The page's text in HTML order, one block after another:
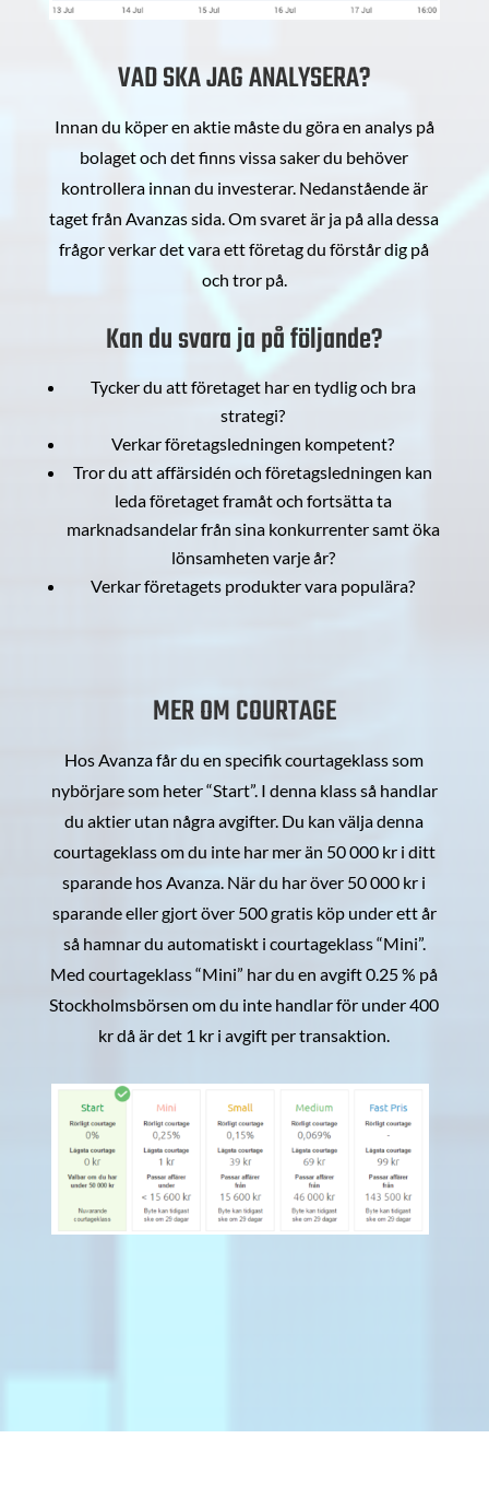
VAD SKA JAG ANALYSERA?
Innan du köper en aktie måste du göra en analys på
bolaget och det finns vissa saker du behöver
kontrollera innan du investerar. Nedanstående är
taget från Avanzas sida. Om svaret är ja på alla dessa
frågor verkar det vara ett företag du förstår dig på
och tror på.
Kan du svara ja på följande?
Tycker du att företaget har en tydlig och bra
strategi?
Verkar företagsledningen kompetent?
Tror du att affärsidén och företagsledningen kan
leda företaget framåt och fortsätta ta
marknadsandelar från sina konkurrenter samt öka
lönsamheten varje år?
Verkar företagets produkter vara populära?
MER OM COURTAGE
Hos Avanza får du en specifik courtageklass som
nybörjare som heter “Start”. I denna klass så handlar
du aktier utan några avgifter. Du kan välja denna
courtageklass om du inte har mer än 50 000 kr i ditt
sparande hos Avanza. När du har över 50 000 kr i
sparande eller gjort över 500 gratis köp under ett år
så hamnar du automatiskt i courtageklass “Mini”.
Med courtageklass “Mini” har du en avgift 0.25 % på
Stockholmsbörsen om du inte handlar för under 400
kr då är det 1 kr i avgift per transaktion.